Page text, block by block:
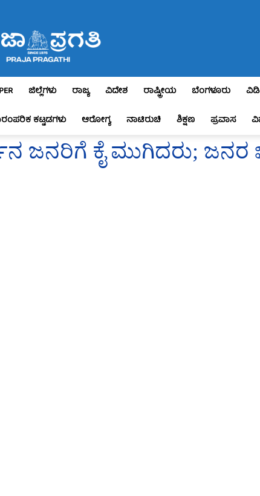
Pragathi
ಜಿಲ್ಲೆಗಳು ರಾಜ್ಯ ವಿದೇಶ ರಾಷ್ಟ್ರೀಯ ಬೆಂಗಳೂರು
ಕಟ್ಟಡಗಳು ಆರೋಗ್ಯ ನಾಟಿರುಚಿ ಶಿಕ್ಷಣ ಪ್ರವಾಸ
ಜನರಿಗೆ ಕೈ ಮುಗಿದರು;